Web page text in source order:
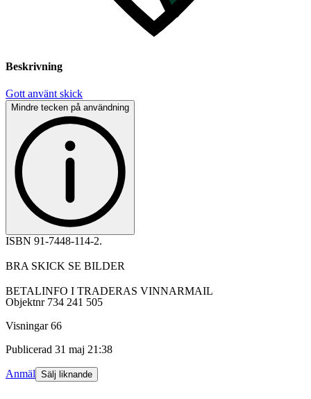
Beskrivning
Gott använt skick
Mindre tecken på användning
ISBN 91-7448-114-2.
BRA SKICK SE BILDER
BETALINFO I TRADERAS VINNARMAIL
Objektnr 734 241 505
Visningar 66
Publicerad 31 maj 21:38
Anmäl Sälj liknande